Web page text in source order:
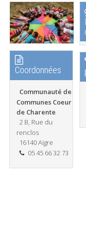
Coordonnées
Communauté de
Communes Coeur
de Charente
2 B, Rue du
renclos
16140 Aigre
05 45 66 32 73